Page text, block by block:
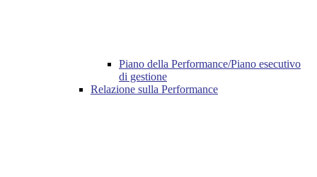
Piano della Performance/Piano esecutivo
di gestione
Relazione sulla Performance